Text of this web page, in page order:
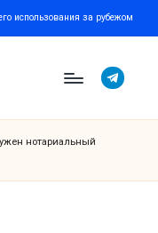
использования за рубежом
Telegram
нотариальный